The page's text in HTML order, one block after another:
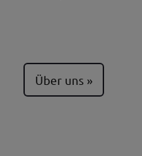
Über uns